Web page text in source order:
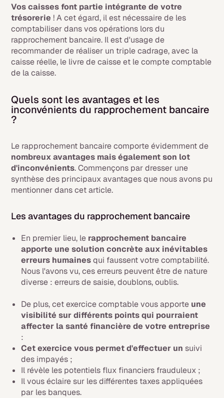
Vos caisses font partie intégrante de votre
trésorerie ! A cet égard, il est nécessaire de les
comptabiliser dans vos opérations lors du
rapprochement bancaire. Il est d'usage de
recommander de réaliser un triple cadrage, avec la
caisse réelle, le livre de caisse et le compte comptable
de la caisse.
Quels sont les avantages et les
inconvénients du rapprochement bancaire
?
Le rapprochement bancaire comporte évidemment de
nombreux avantages mais également son lot
d'inconvénients. Commençons par dresser une
synthèse des principaux avantages que nous avons pu
mentionner dans cet article.
Les avantages du rapprochement bancaire
En premier lieu, le rapprochement bancaire
apporte une solution concrète aux inévitables
erreurs humainesqui faussent votre comptabilité.
Nous l'avons vu, ces erreurs peuvent être de nature
diverse : erreurs de saisie, doublons, oublis.
De plus, cet exercice comptable vous apporte une
visibilité sur différents points qui pourraient
affecter la santé financière de votre entreprise
:
Cet exercice vous permet d'effectuer unsuivi
des impayés ;
Il révèle les potentiels flux financiers frauduleux ;
Il vous éclaire sur les différentes taxes appliquées
par les banques.